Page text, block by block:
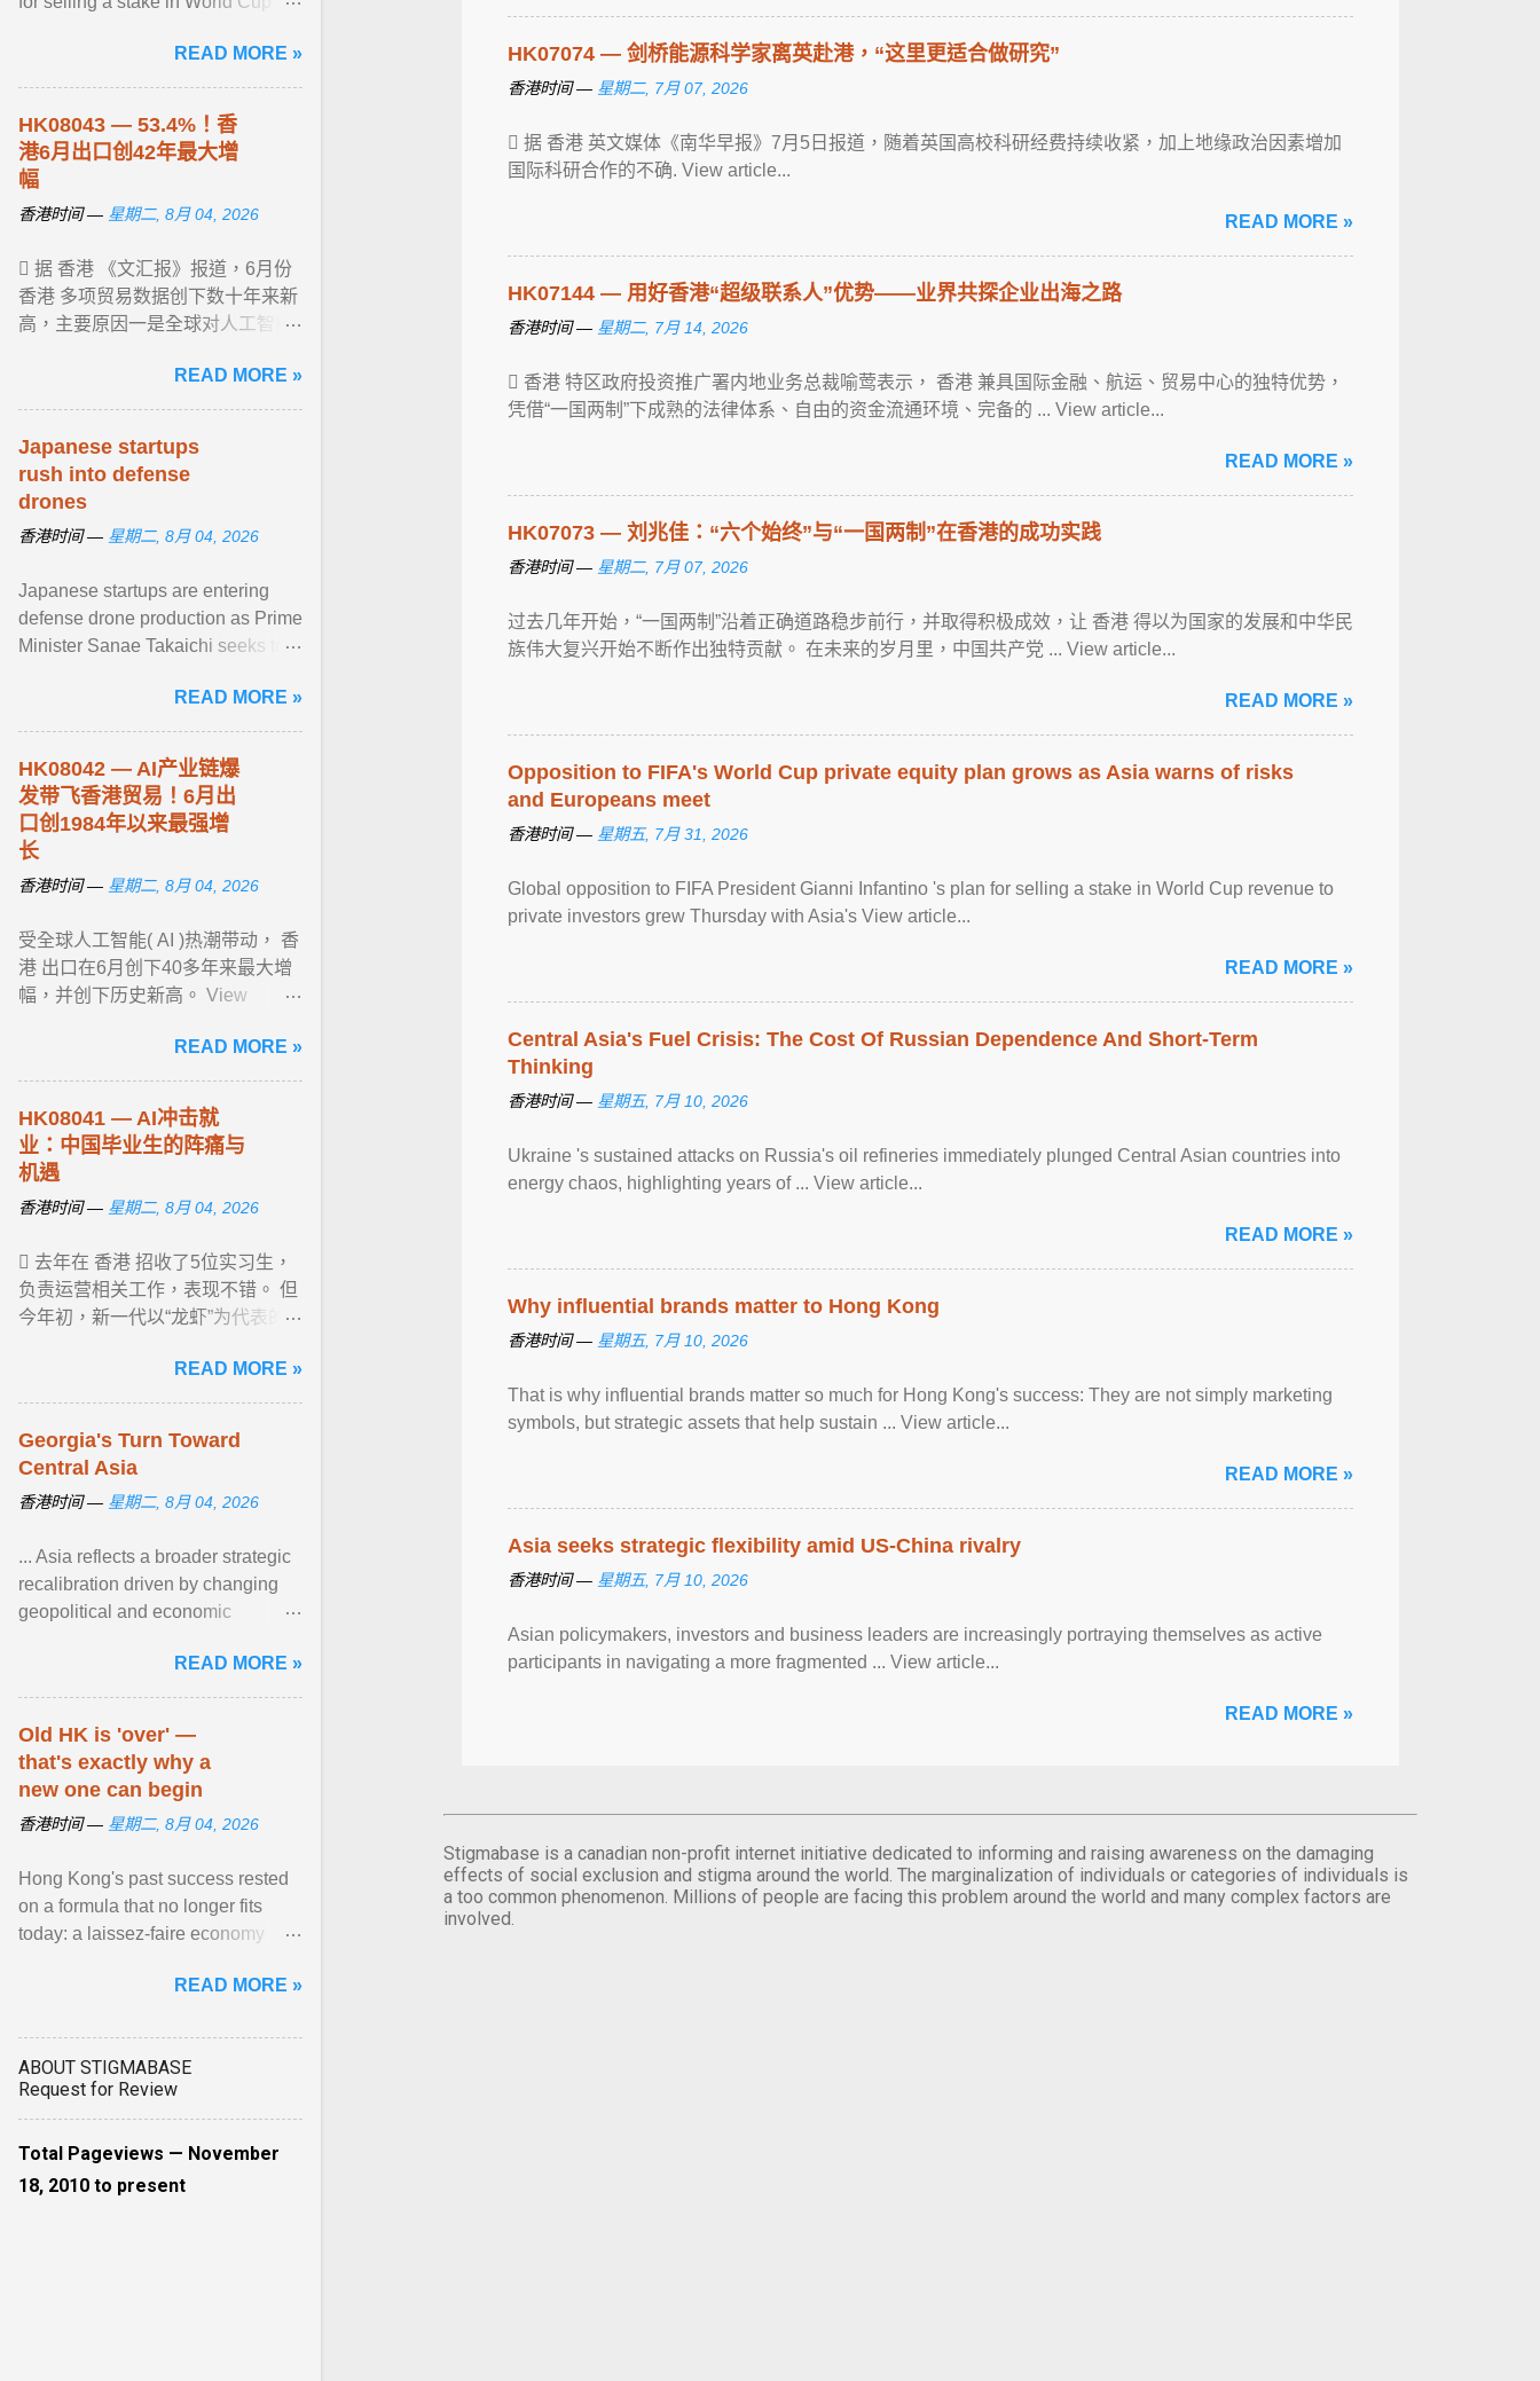
HK07074 — 剑桥能源科学家离英赴港，“这里更适合做研究”
香港时间 — 星期二, 7月 07, 2026
 据 香港 英文媒体《南华早报》7月5日报道，随着英国高校科研经费持续收紧，加上地缘政治因素增加
国际科研合作的不确. View article...
READ MORE »
HK07144 — 用好香港“超级联系人”优势——业界共探企业出海之路
香港时间 — 星期二, 7月 14, 2026
 香港 特区政府投资推广署内地业务总裁喻莺表示， 香港 兼具国际金融、航运、贸易中心的独特优势，
凭借“一国两制”下成熟的法律体系、自由的资金流通环境、完备的 ... View article...
READ MORE »
HK07073 — 刘兆佳：“六个始终”与“一国两制”在香港的成功实践
香港时间 — 星期二, 7月 07, 2026
过去几年开始，“一国两制”沿着正确道路稳步前行，并取得积极成效，让 香港 得以为国家的发展和中华民
族伟大复兴开始不断作出独特贡献。 在未来的岁月里，中国共产党 ... View article...
READ MORE »
Opposition to FIFA's World Cup private equity plan grows as Asia warns of risks
and Europeans meet
香港时间 — 星期五, 7月 31, 2026
Global opposition to FIFA President Gianni Infantino 's plan for selling a stake in World Cup revenue to
private investors grew Thursday with Asia's View article...
READ MORE »
Central Asia's Fuel Crisis: The Cost Of Russian Dependence And Short-Term
Thinking
香港时间 — 星期五, 7月 10, 2026
Ukraine 's sustained attacks on Russia's oil refineries immediately plunged Central Asian countries into
energy chaos, highlighting years of ... View article...
READ MORE »
Why influential brands matter to Hong Kong
香港时间 — 星期五, 7月 10, 2026
That is why influential brands matter so much for Hong Kong's success: They are not simply marketing
symbols, but strategic assets that help sustain ... View article...
READ MORE »
Asia seeks strategic flexibility amid US-China rivalry
香港时间 — 星期五, 7月 10, 2026
Asian policymakers, investors and business leaders are increasingly portraying themselves as active
participants in navigating a more fragmented ... View article...
READ MORE »
Stigmabase is a canadian non-profit internet initiative dedicated to informing and raising awareness on the damaging
effects of social exclusion and stigma around the world. The marginalization of individuals or categories of individuals is
a too common phenomenon. Millions of people are facing this problem around the world and many complex factors are
involved.
Thursday with Asia's View article...
READ MORE »
HK08043 — 53.4%！ 香
港6月出口创42年最大增
幅
香港时间 — 星期二, 8月 04, 2026
 据 香港 《文汇报》报道，6月份
香港 多项贸易数据创下数十年来新
高，主要原因一是全球对人工智能
是部分企业赶在美国7月24日临时
性10% ... View article...
READ MORE »
Japanese startups
rush into defense
drones
香港时间 — 星期二, 8月 04, 2026
Japanese startups are entering
defense drone production as Prime
Minister Sanae Takaichi seeks to
expand ... View article...READ MORE »
HK08042 — AI产业链爆
发带飞香港贸易！6月出
口创1984年以来最强增
长
香港时间 — 星期二, 8月 04, 2026
受全球人工智能( AI )热潮带动， 香
港 出口在6月创下40多年来最大增
幅，并创下历史新高。 View
READ MORE »
HK08041 — AI冲击就
业：中国毕业生的阵痛与
机遇
香港时间 — 星期二, 8月 04, 2026
 去年在 香港 招收了5位实习生，
负责运营相关工作，表现不错。 但
今年初，新一代以“龙虾”为代表的
道。庞国强的公司也快速 ... View
article...
READ MORE »
Georgia's Turn Toward
Central Asia
香港时间 — 星期二, 8月 04, 2026
... Asia reflects a broader strategic
recalibration driven by changing
geopolitical and economic
bilateral diplomacy, the ... View
article...
READ MORE »
Old HK is 'over' —
that's exactly why a
new one can begin
香港时间 — 星期二, 8月 04, 2026
Hong Kong's past success rested
on a formula that no longer fits
today: a laissez-faire economy
reliance on property ... View
READ MORE »
ABOUT STIGMABASE
Request for Review
Total Pageviews — November
18, 2010 to present